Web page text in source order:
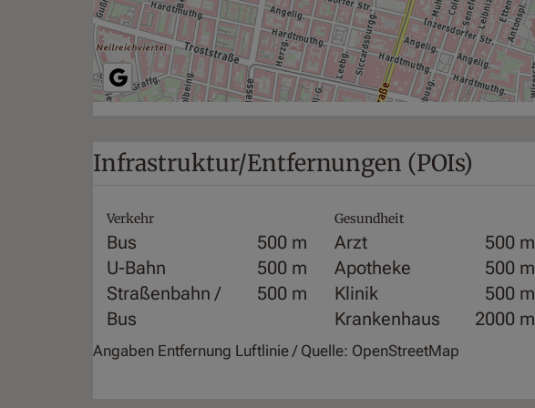
Infrastruktur/Entfernungen (POIs)
Verkehr
Bus
500 m
U-Bahn
500 m
Straßenbahn /
Bus
500 m
Gesundheit
Arzt
500 m
Apotheke
500 m
Klinik
500 m
Krankenhaus
2000 m
Angaben Entfernung Luftlinie / Quelle: OpenStreetMap